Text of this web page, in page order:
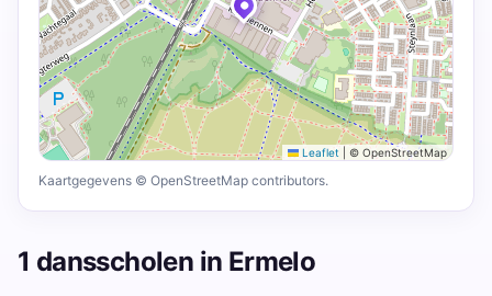
Leaflet © OpenStreetMap
Kaartgegevens © OpenStreetMap contributors.
1 dansscholen in Ermelo